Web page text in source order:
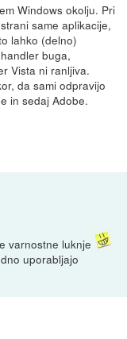
Windows okolju. Pri
same aplikacije,
lahko (delno)
buga,
Vista ni ranljiva.
da sami odpravijo
in sedaj Adobe.
varnostne luknje
uporabljajo